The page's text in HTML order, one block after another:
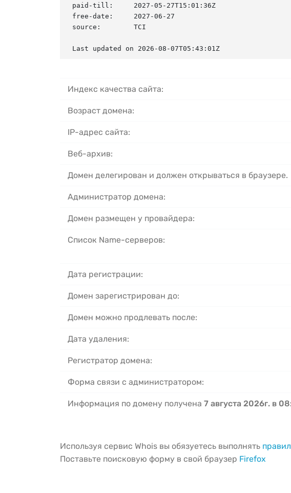
paid-till:     2027-05-27T15:01:36Z
free-date:     2027-06-27
source:        TCI
Last updated on 2026-08-07T05:43:01Z
Индекс качества сайта:
Возраст домена:
IP-адрес сайта:
Веб-архив:
Домен делегирован и должен открываться в браузере.
Администратор домена:
Домен размещен у провайдера:
Список Name-серверов:
Дата регистрации:
Домен зарегистрирован до:
Домен можно продлевать после:
Дата удаления:
Регистратор домена:
Форма связи с администратором:
Информация по домену получена 7 августа 2026г. в
Используя сервис Whois вы обязуетесь выполнять
Поставьте поисковую форму в свой браузер Firefox